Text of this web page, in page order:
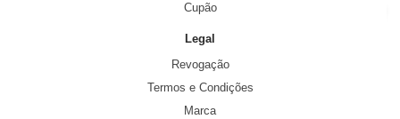
Cupão
Legal
Revogação
Termos e Condições
Marca